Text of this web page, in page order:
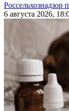
6 августа 2026,